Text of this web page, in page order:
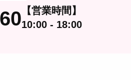
【営業時間】
10:00 - 18:00